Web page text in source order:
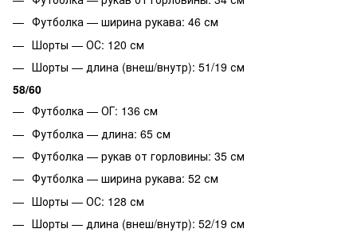
Футболка — ширина рукава: 46 см
Шорты — ОС: 120 см
Шорты — длина (внеш/внутр): 51/19 см
58/60
Футболка — ОГ: 136 см
Футболка — длина: 65 см
Футболка — рукав от горловины: 35 см
Футболка — ширина рукава: 52 см
Шорты — ОС: 128 см
Шорты — длина (внеш/внутр): 52/19 см